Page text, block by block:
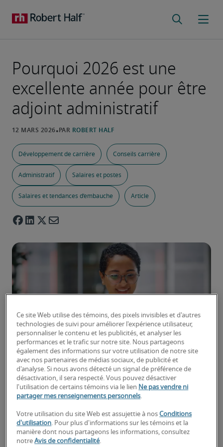
Pourquoi 2026 est une
excellente année pour être
adjoint administratif
Développement de carrière Conseils carrière
Administratif Salaires et postes
Salaires et tendances d’embauche Article
Le poste d'adjoint administratif a beaucoup
changé au cours des dernières années. Ces
professionnels s'efforcent depuis longtemps
d'aider les équipes individuelles, les départements
rester organisés et à fonctionner sans heurts.
Mais aujourd'hui, les
adjoints administratifs
font
bien plus que cela : ils gèrent des projets,
Ce site Web utilise des témoins, des pixels invisibles et d'autres
technologies de suivi pour améliorer l'expérience utilisateur,
personnaliser le contenu et les publicités, et analyser les
performances et le trafic sur notre site. Nous partageons
également des informations sur votre utilisation de notre site
avec nos partenaires de médias sociaux, de publicité et
d'analyse. Si nous avons détecté un signal de préférence de
désactivation, il sera respecté. Vous pouvez désactiver
l'utilisation de certains témoins via le lien Ne pas vendre ni
partager mes renseignements personnels.
Votre utilisation du site Web est assujettie à nosConditions
d'utilisation. Pour plus d'informations sur les témoins et la
manière dont nous partageons les informations, consultez
notreAvis de confidentialité.